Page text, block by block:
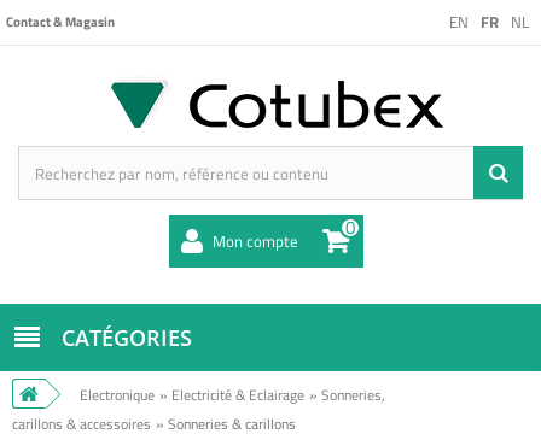
EN FR NL
Contact & Magasin
Mon compte 0
CATÉGORIES
Electronique » Electricité & Eclairage » Sonneries,
carillons & accessoires » Sonneries & carillons